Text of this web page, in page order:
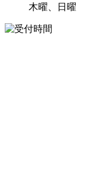
木曜、日曜